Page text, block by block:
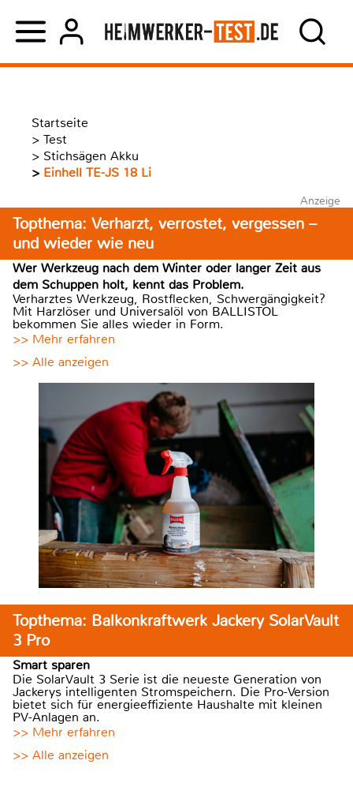
Startseite
> Test
> Stichsägen Akku
> Einhell TE-JS 18 Li
Anzeige
Topthema: Verharzt, verrostet, vergessen –
und wieder wie neu
Wer Werkzeug nach dem Winter oder langer Zeit aus
dem Schuppen holt, kennt das Problem.
Verharztes Werkzeug, Rostflecken, Schwergängigkeit?
Mit Harzlöser und Universalöl von BALLISTOL
bekommen Sie alles wieder in Form.
>> Mehr erfahren
>> Alle anzeigen
Topthema: Balkonkraftwerk Jackery SolarVault
3 Pro
Smart sparen
Die SolarVault 3 Serie ist die neueste Generation von
Jackerys intelligenten Stromspeichern. Die Pro-Version
bietet sich für energieeffiziente Haushalte mit kleinen
PV-Anlagen an.
>> Mehr erfahren
>> Alle anzeigen